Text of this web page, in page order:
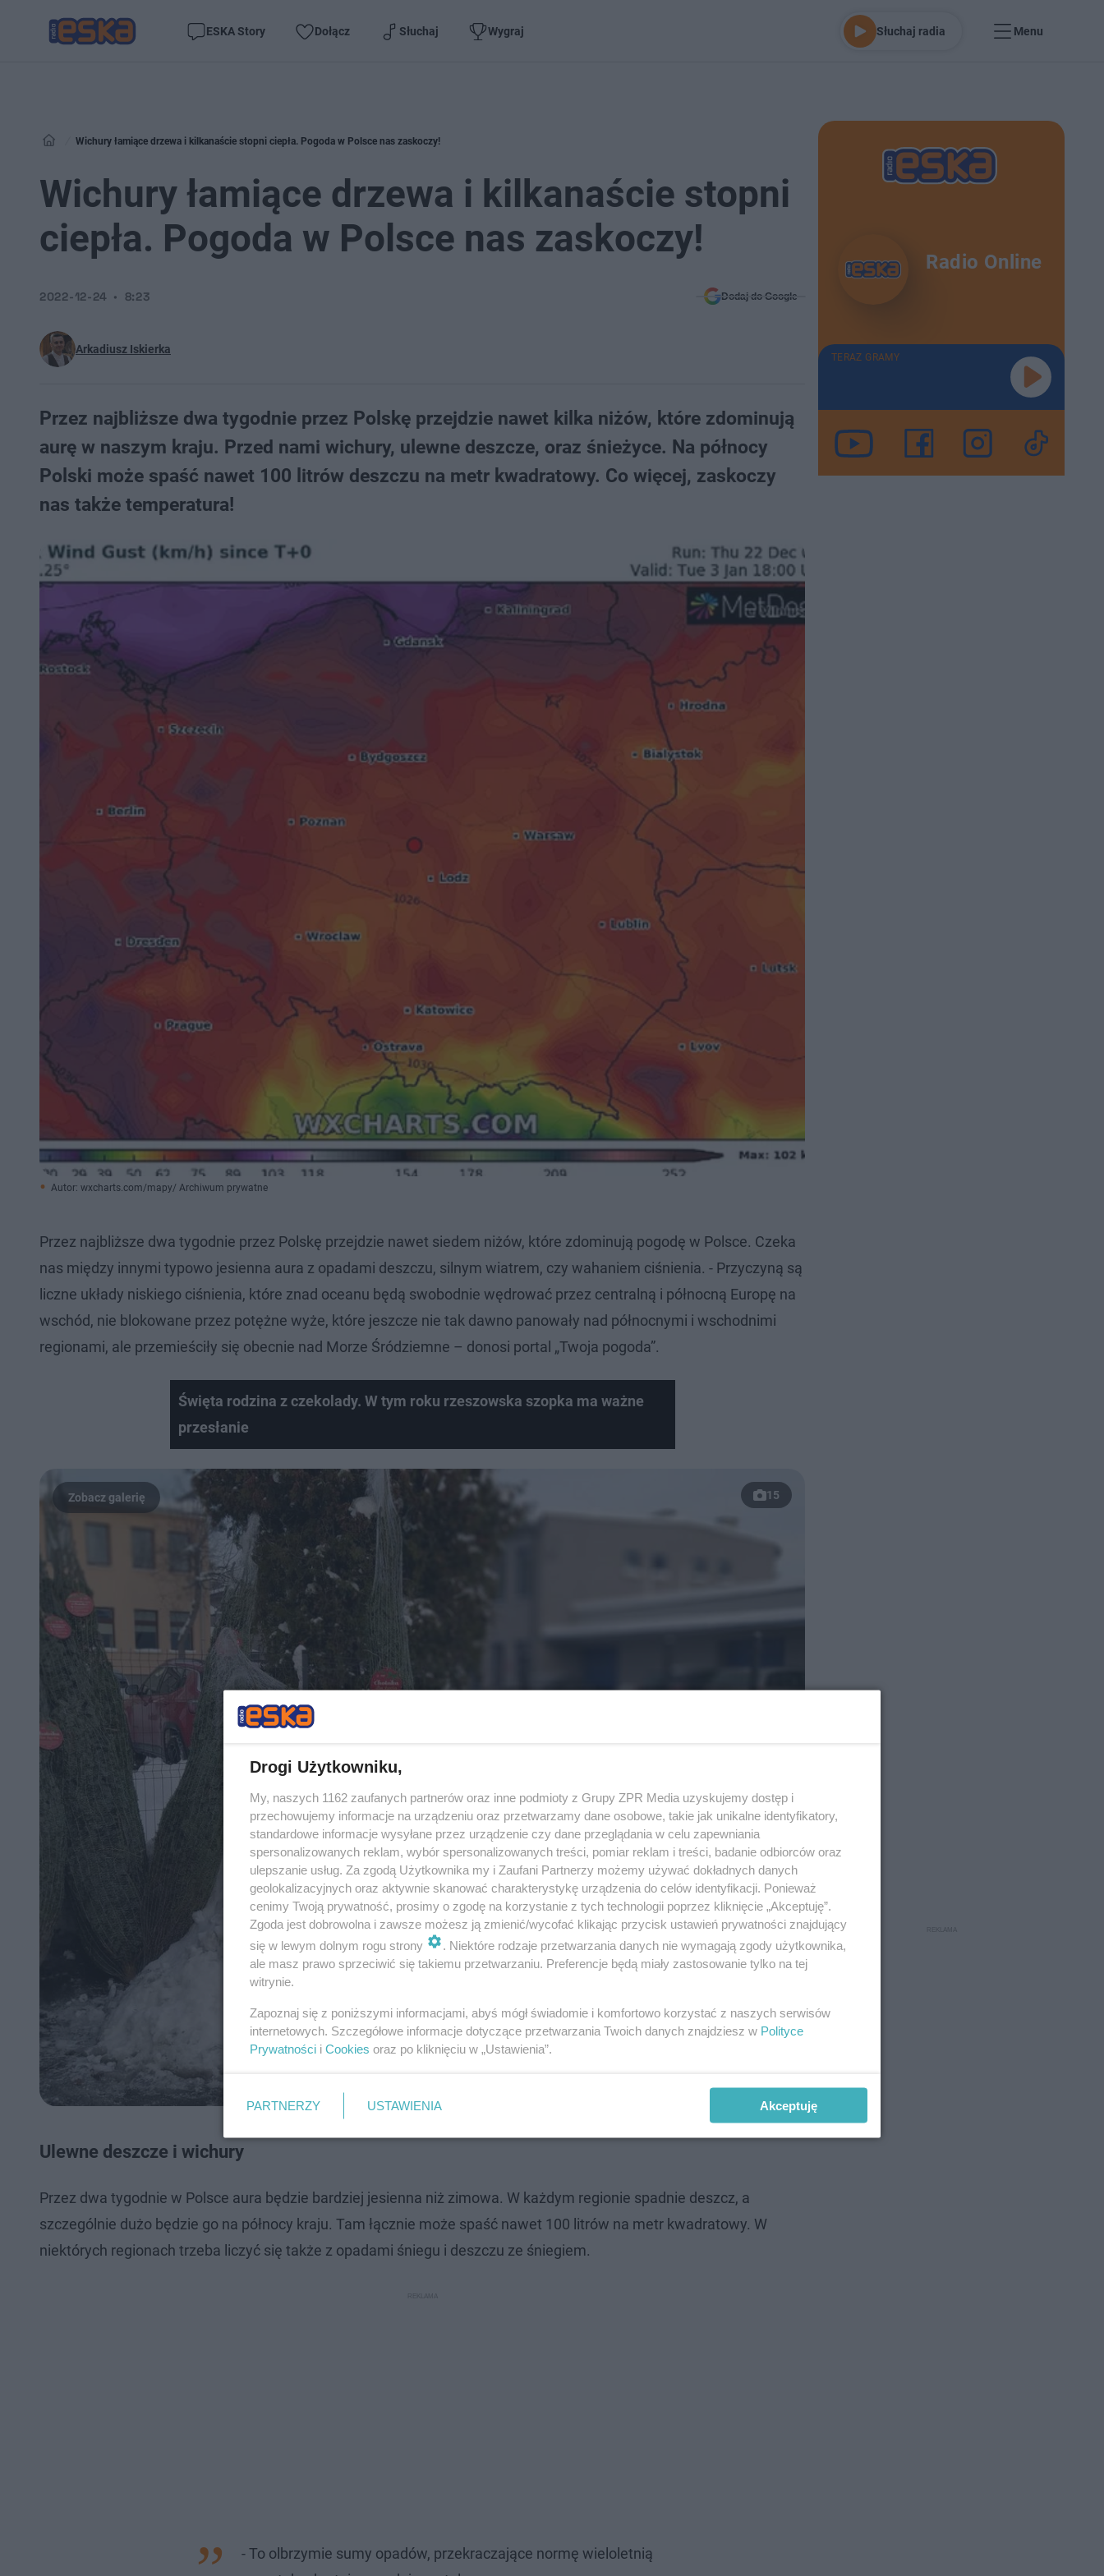
ESKA Story Dołącz Słuchaj Wygraj Słuchaj radia Menu
Wichury łamiące drzewa i kilkanaście stopni ciepła. Pogoda w Polsce nas zaskoczy!
Wichury łamiące drzewa i kilkanaście stopni
ciepła. Pogoda w Polsce nas zaskoczy!
Arkadiusz Iskierka
2022-12-24 8:23 Dodaj do Google
Przez najbliższe dwa tygodnie przez Polskę przejdzie nawet kilka niżów, które zdominują
aurę w naszym kraju. Przed nami wichury, ulewne deszcze, oraz śnieżyce. Na północy
Polski może spaść nawet 100 litrów deszczu na metr kwadratowy. Co więcej, zaskoczy
nas także temperatura!
Autor: wxcharts.com/mapy/ Archiwum prywatne
Przez najbliższe dwa tygodnie przez Polskę przejdzie nawet siedem niżów, które zdominują pogodę w Polsce. Czeka
nas między innymi typowo jesienna aura z opadami deszczu, silnym wiatrem, czy wahaniem ciśnienia. - Przyczyną są
liczne układy niskiego ciśnienia, które znad oceanu będą swobodnie wędrować przez centralną i północną Europę na
wschód, nie blokowane przez potężne wyże, które jeszcze nie tak dawno panowały nad północnymi i wschodnimi
regionami, ale przemieściły się obecnie nad Morze Śródziemne – donosi portal „Twoja pogoda”.
Święta rodzina z czekolady. W tym roku rzeszowska szopka ma ważne
przesłanie
15
Ulewne deszcze i wichury
Przez dwa tygodnie w Polsce aura będzie bardziej jesienna niż zimowa. W każdym regionie spadnie deszcz, a
szczególnie dużo będzie go na północy kraju. Tam łącznie może spaść nawet 100 litrów na metr kwadratowy. W
niektórych regionach trzeba liczyć się także z opadami śniegu i deszczu ze śniegiem.
- To olbrzymie sumy opadów, przekraczające normę wieloletnią
Radio Online
TERAZ GRAMY
Drogi Użytkowniku,
My, naszych 1162 zaufanych partnerów oraz inne podmioty z Grupy ZPR Media uzyskujemy dostęp i
przechowujemy informacje na urządzeniu oraz przetwarzamy dane osobowe, takie jak unikalne identyfikatory,
standardowe informacje wysyłane przez urządzenie czy dane przeglądania w celu zapewniania
spersonalizowanych reklam, wybór spersonalizowanych treści, pomiar reklam i treści, badanie odbiorców oraz
ulepszanie usług. Za zgodą Użytkownika my i Zaufani Partnerzy możemy używać dokładnych danych
geolokalizacyjnych oraz aktywnie skanować charakterystykę urządzenia do celów identyfikacji. Ponieważ
cenimy Twoją prywatność, prosimy o zgodę na korzystanie z tych technologii poprzez kliknięcie „Akceptuję”.
Zgoda jest dobrowolna i zawsze możesz ją zmienić/wycofać klikając przycisk ustawień prywatności znajdujący
się w lewym dolnym rogu strony
. Niektóre rodzaje przetwarzania danych nie wymagają zgody użytkownika,
ale masz prawo sprzeciwić się takiemu przetwarzaniu. Preferencje będą miały zastosowanie tylko na tej
witrynie.
Zapoznaj się z poniższymi informacjami, abyś mógł świadomie i komfortowo korzystać z naszych serwisów
internetowych. Szczegółowe informacje dotyczące przetwarzania Twoich danych znajdziesz w Polityce
Prywatności i Cookies oraz po kliknięciu w „Ustawienia”.
PARTNERZY USTAWIENIA Akceptuję